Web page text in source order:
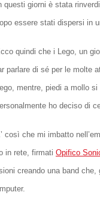
questi giorni è stata
essere stati dispersi in
quindi che i Lego, un
parlare di sé per le molte
mentre, piedi a mollo
ho deciso di
così che mi imbatto
in rete, firmati Opifico
creando una band